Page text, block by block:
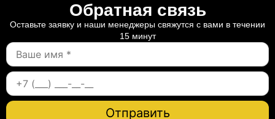
Обратная связь
Оставьте заявку и наши менеджеры свяжутся с вами в течении
15 минут